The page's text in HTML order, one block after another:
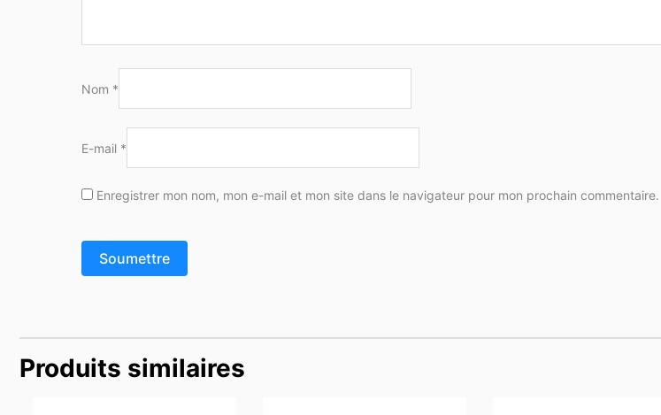
Nom *
E-mail *
Enregistrer mon nom, mon e-mail et mon site dans le navigateur pour mon prochain commentaire.
Produits similaires